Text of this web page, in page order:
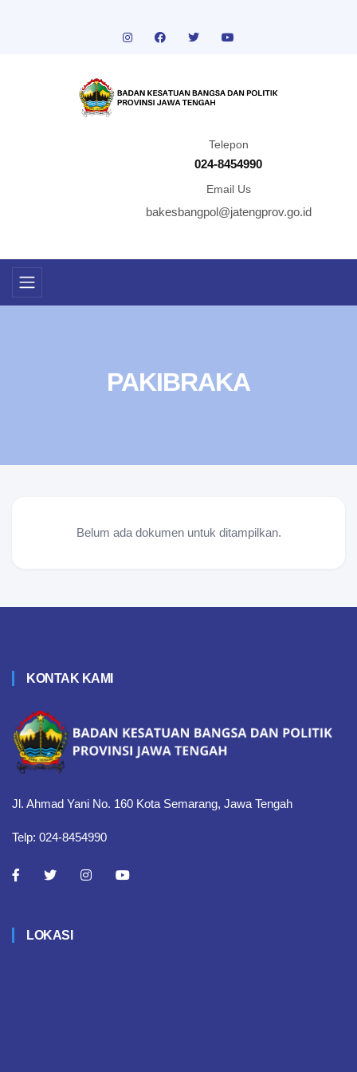
Telepon
024-8454990
Email Us
bakesbangpol@jatengprov.go.id
PAKIBRAKA
Belum ada dokumen untuk ditampilkan.
KONTAK KAMI
Jl. Ahmad Yani No. 160 Kota Semarang, Jawa Tengah
Telp: 024-8454990
LOKASI